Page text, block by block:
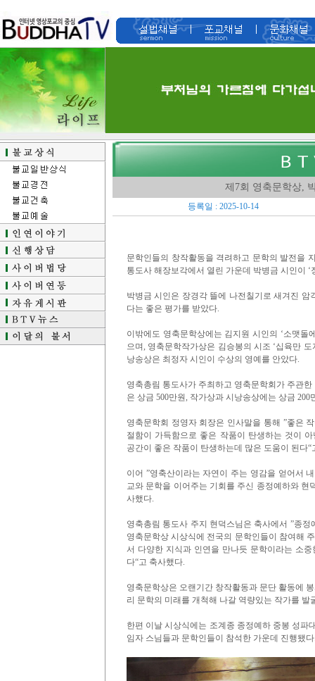
제7회 영축문학상,
등록일 : 2025-10-14
문학인들의 창작활동을 격려하고 문학의 발전을
통도사 해장보각에서 열린 가운데 박병금 시인이
박병금 시인은 장경각 뜰에 나전칠기로 새겨진
다는 좋은 평가를 받았다.
이밖에도 영축문학상에는 김지원 시인의 ‘소맷돌
으며, 영축문학작가상은 김승봉의 시조 ‘십육만
낭송상은 최정자 시인이 수상의 영예를 안았다.
영축총림 통도사가 주최하고 영축문학회가 주관
은 상금 500만원, 작가상과 시낭송상에는 상금 200
영축문학회 정영자 회장은 인사말을 통해 ”좋은
절함이 가득함으로 좋은 작품이 탄생하는 것이
공간이 좋은 작품이 탄생하는데 많은 도움이 된다“
이어 ”영축산이라는 자연이 주는 영감을 얻어서
교와 문학을 이어주는 기회를 주신 종정예하와 현
사했다.
영축총림 통도사 주지 현덕스님은 축사에서 ”종
영축문학상 시상식에 전국의 문학인들이 참여해
서 다양한 지식과 인연을 만나듯 문학이라는 소
다“고 축사했다.
영축문학상은 오랜기간 창작활동과 문단 활동에
리 문학의 미래를 개척해 나갈 역량있는 작가를
한편 이날 시상식에는 조계종 종정예하 중봉 성파
임자 스님들과 문학인들이 참석한 가운데 진행됐